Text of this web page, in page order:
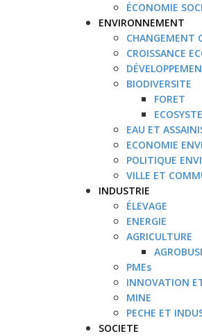
ÉCONOMIE
ENVIRONNEMENT
CHANGEMENT
CROISSANCE
BIODIVERSITE
FORET
EAU ET
ECONOMIE
POLITIQUE
VILLE ET
INDUSTRIE
ÉLEVAGE
ENERGIE
AGRICULTURE
PMEs
INNOVATION
MINE
PECHE ET
SOCIETE